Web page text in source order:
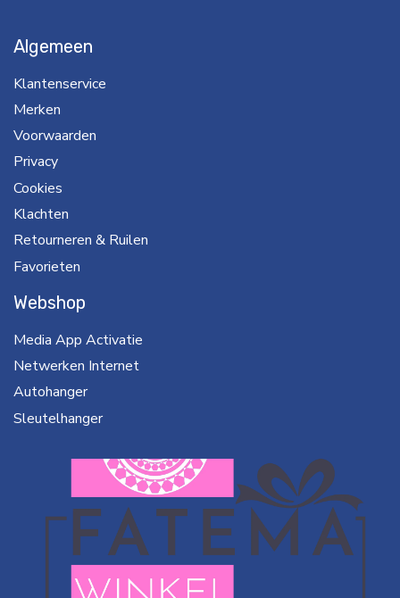
Algemeen
Klantenservice
Merken
Voorwaarden
Privacy
Cookies
Klachten
Retourneren & Ruilen
Favorieten
Webshop
Media App Activatie
Netwerken Internet
Autohanger
Sleutelhanger